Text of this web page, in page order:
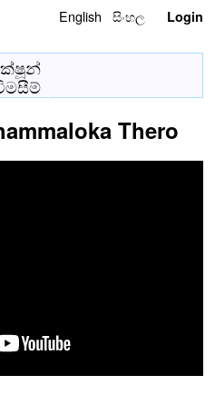
English සිංහල Login
Thero